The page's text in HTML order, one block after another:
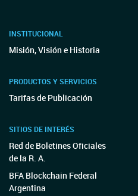
INSTITUCIONAL
Misión, Visión e Historia
PRODUCTOS Y SERVICIOS
Tarifas de Publicación
SITIOS DE INTERÉS
Red de Boletines Oficiales
de la R. A.
BFA Blockchain Federal
Argentina